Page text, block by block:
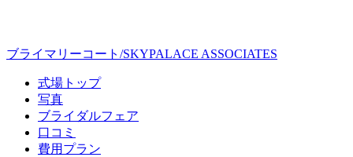
ブライマリーコート/SKYPALACE ASSOCIATES
式場トップ
写真
ブライダルフェア
口コミ
費用プラン